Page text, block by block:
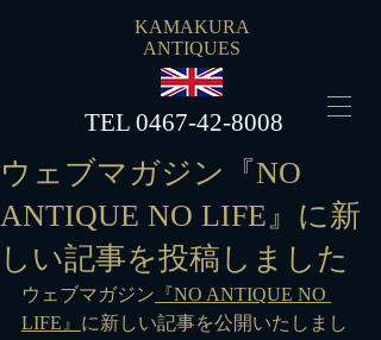
KAMAKURA
ANTIQUES
​TEL 0467-42-8008
ウェブマガジン『NO
ANTIQUE NO LIFE』に新
しい記事を投稿しました
ウェブマガジン 『NO ANTIQUE NO
LIFE』 に新しい記事を公開いたしまし